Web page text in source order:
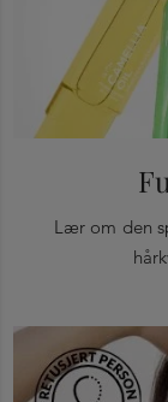
Lær om den